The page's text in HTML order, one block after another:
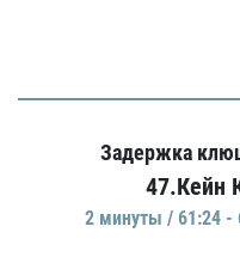
Задержка
47.Кейн
2 минуты / 61:24 -